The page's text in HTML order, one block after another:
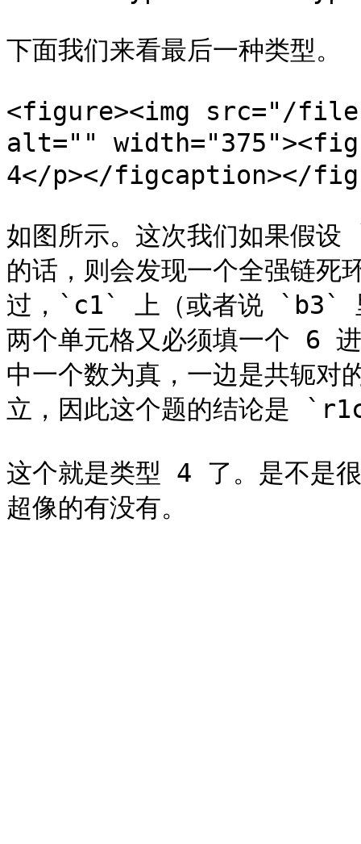
下面我们来看最后一种类型。
<figure><img src="/files/
alt=""
4</p></figcaption></
如图所示。这次我们如果
的话，则会发现一个全强链死
过，`c1` 上（或者说 `b3`
两个单元格又必须填一个 6
中一个数为真，一边是共轭
立，因此这个题的结论是
这个就是类型 4 了。是不是